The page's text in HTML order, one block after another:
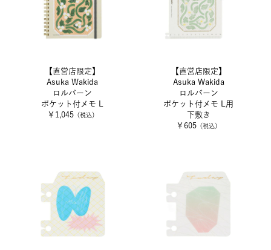
【直営店限定】
Asuka Wakida
ロルバーン
ポケット付メモ L
￥1,045（税込）
【直営店限定】
Asuka Wakida
ロルバーン
ポケット付メモ L用
下敷き
￥605 （税込）